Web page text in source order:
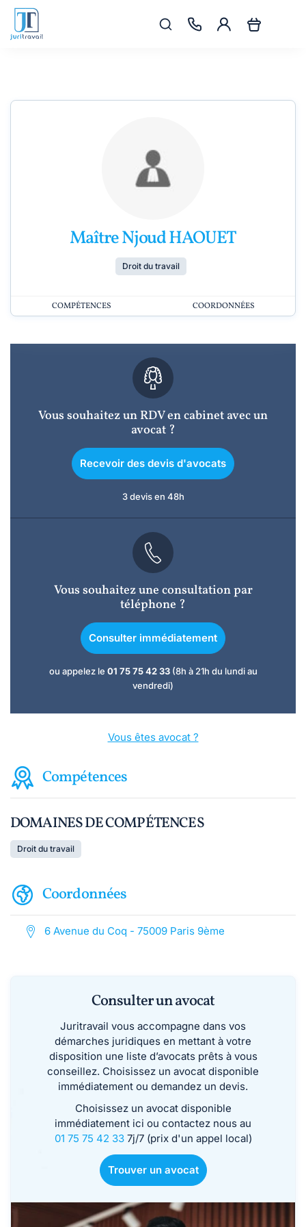
Maître Njoud HAOUET
Droit du travail
COMPÉTENCES COORDONNÉES
Vous souhaitez un RDV en cabinet avec un
avocat ?
Recevoir des devis d'avocats
3 devis en 48h
Vous souhaitez une consultation par
téléphone ?
Consulter immédiatement
ou appelez le 01 75 75 42 33(8h à 21h du lundi au
vendredi)
Vous êtes avocat ?
Compétences
DOMAINES DE COMPÉTENCES
Droit du travail
Coordonnées
6 Avenue du Coq - 75009 Paris 9ème
Consulter un avocat
Juritravail vous accompagne dans vos
démarches juridiques en mettant à votre
disposition une liste d’avocats prêts à vous
conseillez. Choisissez un avocat disponible
immédiatement ou demandez un devis.
Choisissez un avocat disponible
immédiatement ici ou contactez nous au
01 75 75 42 337j/7 (prix d'un appel local)
Trouver un avocat